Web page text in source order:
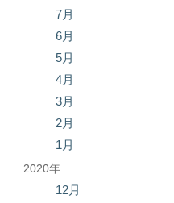
7月
6月
5月
4月
3月
2月
1月
2020年
12月